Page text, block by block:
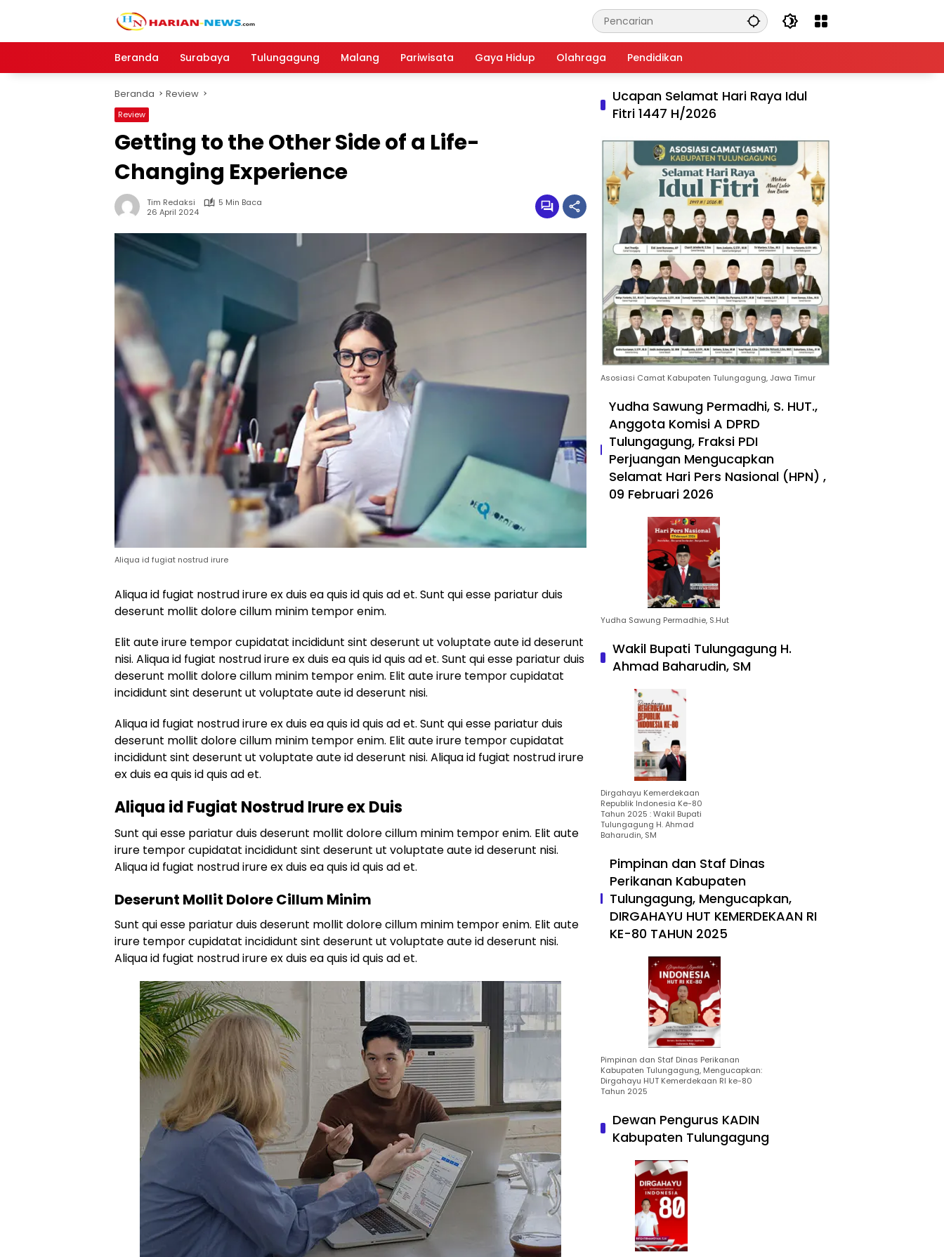
Beranda
Surabaya Tulungagung Malang Pariwisata Gaya Hidup Olahraga Pendidikan
Beranda Review
Review
Getting to the Other Side of a Life-
Changing Experience
Tim Redaksi
5 Min Baca
26 April 2024
Aliqua id fugiat nostrud irure
Aliqua id fugiat nostrud irure ex duis ea quis id quis ad et. Sunt qui esse pariatur duis
deserunt mollit dolore cillum minim tempor enim.
Elit aute irure tempor cupidatat incididunt sint deserunt ut voluptate aute id deserunt
nisi. Aliqua id fugiat nostrud irure ex duis ea quis id quis ad et. Sunt qui esse pariatur duis
deserunt mollit dolore cillum minim tempor enim. Elit aute irure tempor cupidatat
incididunt sint deserunt ut voluptate aute id deserunt nisi.
Aliqua id fugiat nostrud irure ex duis ea quis id quis ad et. Sunt qui esse pariatur duis
deserunt mollit dolore cillum minim tempor enim. Elit aute irure tempor cupidatat
incididunt sint deserunt ut voluptate aute id deserunt nisi. Aliqua id fugiat nostrud irure
ex duis ea quis id quis ad et.
Aliqua id Fugiat Nostrud Irure ex Duis
Sunt qui esse pariatur duis deserunt mollit dolore cillum minim tempor enim. Elit aute
irure tempor cupidatat incididunt sint deserunt ut voluptate aute id deserunt nisi.
Aliqua id fugiat nostrud irure ex duis ea quis id quis ad et.
Deserunt Mollit Dolore Cillum Minim
Sunt qui esse pariatur duis deserunt mollit dolore cillum minim tempor enim. Elit aute
irure tempor cupidatat incididunt sint deserunt ut voluptate aute id deserunt nisi.
Aliqua id fugiat nostrud irure ex duis ea quis id quis ad et.
Ucapan Selamat Hari Raya Idul
Fitri 1447 H/2026
Asosiasi Camat Kabupaten Tulungagung, Jawa Timur
Yudha Sawung Permadhi, S. HUT.,
Anggota Komisi A DPRD
Tulungagung, Fraksi PDI
Perjuangan Mengucapkan
Selamat Hari Pers Nasional (HPN) ,
09 Februari 2026
Yudha Sawung Permadhie, S.Hut
Wakil Bupati Tulungagung H.
Ahmad Baharudin, SM
Dirgahayu Kemerdekaan
Republik Indonesia Ke-80
Tahun 2025 : Wakil Bupati
Tulungagung H. Ahmad
Baharudin, SM
Pimpinan dan Staf Dinas
Perikanan Kabupaten
Tulungagung, Mengucapkan,
DIRGAHAYU HUT KEMERDEKAAN RI
KE-80 TAHUN 2025
Pimpinan dan Staf Dinas Perikanan
Kabupaten Tulungagung, Mengucapkan:
Dirgahayu HUT Kemerdekaan RI ke-80
Tahun 2025
Dewan Pengurus KADIN
Kabupaten Tulungagung